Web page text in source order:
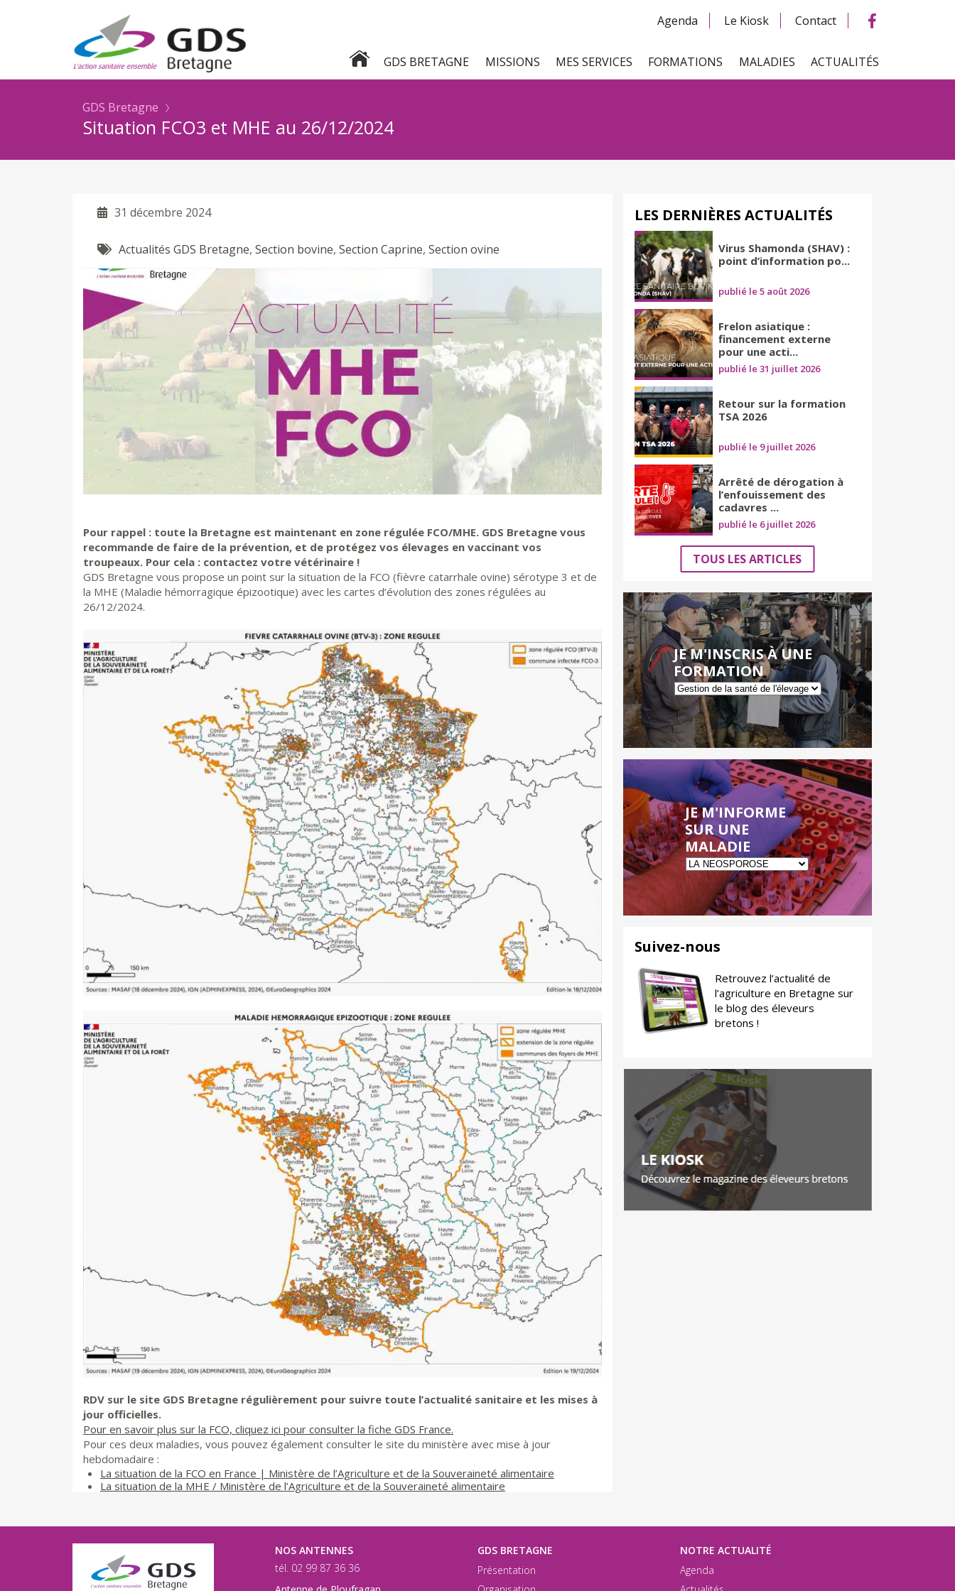
Agenda Le Kiosk Contact
GDS BRETAGNE MISSIONS MES SERVICES FORMATIONS MALADIES ACTUALITÉS
GDS Bretagne
Situation FCO3 et MHE au 26/12/2024
31 décembre 2024
Actualités GDS Bretagne, Section bovine, Section Caprine, Section ovine
Pour rappel : toute la Bretagne est maintenant en zone régulée FCO/MHE. GDS Bretagne vous
recommande de faire de la prévention, et de protégez vos élevages en vaccinant vos
troupeaux. Pour cela : contactez votre vétérinaire !
GDS Bretagne vous propose un point sur la situation de la FCO (fièvre catarrhale ovine) sérotype 3 et de
la MHE (Maladie hémorragique épizootique) avec les cartes d’évolution des zones régulées au
26/12/2024.
RDV sur le site GDS Bretagne régulièrement pour suivre toute l’actualité sanitaire et les mises à
jour officielles.
Pour en savoir plus sur la FCO, cliquez ici pour consulter la fiche GDS France.
Pour ces deux maladies, vous pouvez également consulter le site du ministère avec mise à jour
hebdomadaire :
La situation de la FCO en France | Ministère de l’Agriculture et de la Souveraineté alimentaire
La situation de la MHE / Ministère de l’Agriculture et de la Souveraineté alimentaire
LES DERNIÈRES ACTUALITÉS
TOUS LES ARTICLES
Virus Shamonda (SHAV) :
point d’information po...
publié le 5 août 2026
Frelon asiatique :
financement externe
pour une acti...
publié le 31 juillet 2026
Retour sur la formation
TSA 2026
publié le 9 juillet 2026
Arrêté de dérogation à
l’enfouissement des
cadavres ...
publié le 6 juillet 2026
JE M'INSCRIS À UNE
FORMATION
JE M'INFORME
SUR UNE
MALADIE
Suivez-nous
Retrouvez l’actualité de
l’agriculture en Bretagne sur
le blog des éleveurs
bretons !
NOS ANTENNES
tél. 02 99 87 36 36
GDS BRETAGNE
Présentation
NOTRE ACTUALITÉ
Agenda